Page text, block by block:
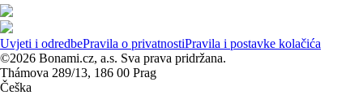
Uvjeti i odredbePravila o privatnostiPravila i postavke kolačića
©2026 Bonami.cz, a.s. Sva prava pridržana.
Thámova 289/13, 186 00 Prag
Češka